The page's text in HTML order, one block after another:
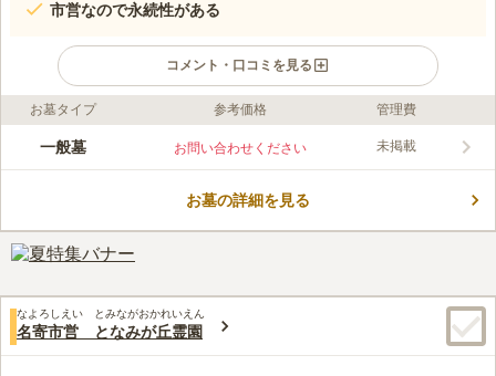
市営なので永続性がある
コメント・口コミを見る
ライフドット編集部のコメント
名寄市が管理する公営墓地です。 市内在住の方は1区画（3坪）
る日進湖は周囲が7.5㎞あり、春には300本のエゾヤマ桜が満開に
の前後に花見に行かれてみてはいかがでしょう。
口コミ評価
60代男性
最寄り駅からは交通は不便です。また 墓地には施設は一切ない
ので道具は持参する必要があります。準備しておいでください。
口コミの続きを読む
お墓タイプ 参考価格 管理費
一般墓 お問い合わせください 未掲載
お墓の詳細を見る
なよろしえい とみながおかれいえん
名寄市営 となみが丘霊園